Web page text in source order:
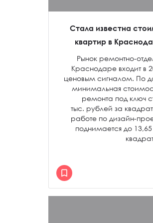
Стала известна
квартир в
Рынок ремонтно-
Краснодаре входит в
ценовым сигналом. По
минимальная
ремонта под ключ
тыс. рублей за
работе по дизайн-
поднимается до